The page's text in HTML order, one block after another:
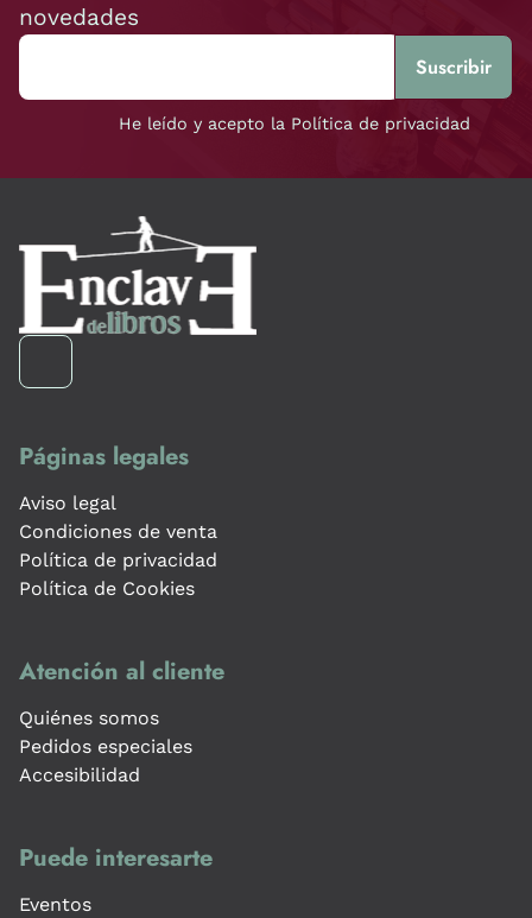
novedades
He leído y acepto la Política de privacidad
Páginas legales
Aviso legal
Condiciones de venta
Política de privacidad
Política de Cookies
Atención al cliente
Quiénes somos
Pedidos especiales
Accesibilidad
Puede interesarte
Eventos